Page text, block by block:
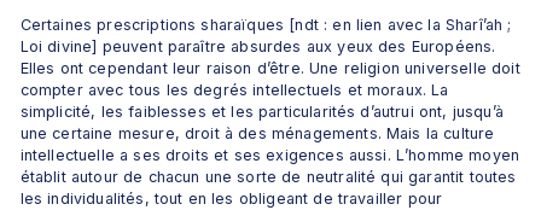
Certaines prescriptions sharaïques [ndt : en lien avec la Sharî’ah ;
Loi divine] peuvent paraître absurdes aux yeux des Européens.
Elles ont cependant leur raison d’être. Une religion universelle doit
compter avec tous les degrés intellectuels et moraux. La
simplicité, les faiblesses et les particularités d’autrui ont, jusqu’à
une certaine mesure, droit à des ménagements. Mais la culture
intellectuelle a ses droits et ses exigences aussi. L’homme moyen
établit autour de chacun une sorte de neutralité qui garantit toutes
les individualités, tout en les obligeant de travailler pour